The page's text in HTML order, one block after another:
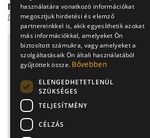
növekvő öröklött f...
Dr. Zolnay Péter
használatára vonatkozó információkat
megosztjuk hirdetési és elemző
partnereinkkel is, akik egyesíthetik azokat
más információkkal, amelyeket Ön
biztosított számukra, vagy amelyeket a
szolgáltatásaik Ön általi használatából
gyűjtöttek össze. Bővebben
ELENGEDHETETLENÜL
SZÜKSÉGES
TELJESÍTMÉNY
CÉLZÁS